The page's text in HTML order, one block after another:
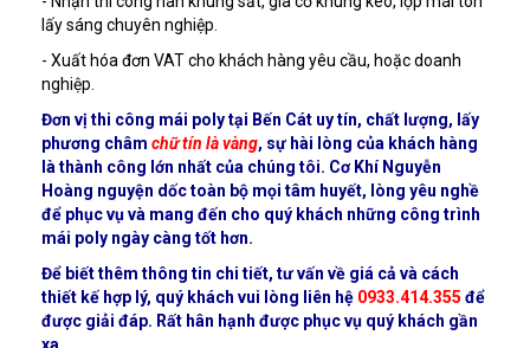
lấy sáng chuyên nghiệp.
- Xuất hóa đơn VAT cho khách hàng yêu cầu, hoặc doanh
nghiệp.
Đơn vị thi công mái poly tại Bến Cát uy tín, chất lượng, lấy
phương châm chữ tín là vàng, sự hài lòng của khách hàng
là thành công lớn nhất của chúng tôi. Cơ Khí Nguyễn
Hoàng nguyện dốc toàn bộ mọi tâm huyết, lòng yêu nghề
để phục vụ và mang đến cho quý khách những công trình
mái poly ngày càng tốt hơn.
Để biết thêm thông tin chi tiết, tư vấn về giá cả và cách
thiết kế hợp lý, quý khách vui lòng liên hệ 0933.414.355 để
được giải đáp. Rất hân hạnh được phục vụ quý khách gần